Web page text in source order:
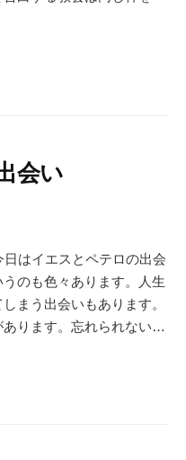
会い
はイエスとペテロの出会
のも色々あります。人生
まう出会いもあります。
ります。忘れられない…